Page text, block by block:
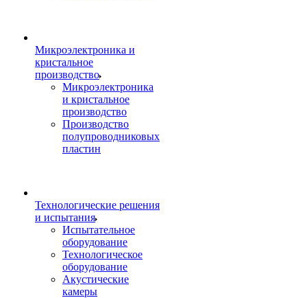
Микроэлектроника и
кристальное
производство
Микроэлектроника
и кристальное
производство
Производство
полупроводниковых
пластин
Технологические решения
и испытания
Испытательное
оборудование
Технологическое
оборудование
Акустические
камеры